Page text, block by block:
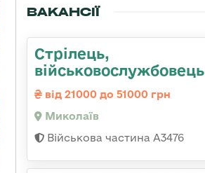
ВАКАНСІЇ
Стрілець,
військовослужбовець
від 21000 до 51000 грн
Миколаїв
Військова частина А3476